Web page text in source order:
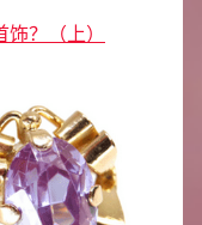
？（上）